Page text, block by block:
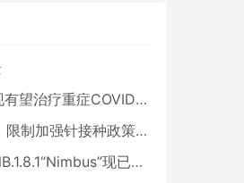
治疗重症COVID患者
强针接种政策即将出台
现已在美国占据主导地位